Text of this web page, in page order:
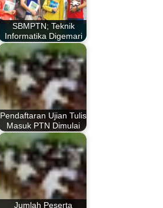
SBMPTN; Teknik
Informatika Digemari
Pendaftaran Ujian Tulis
Masuk PTN Dimulai
Jumlah Peserta